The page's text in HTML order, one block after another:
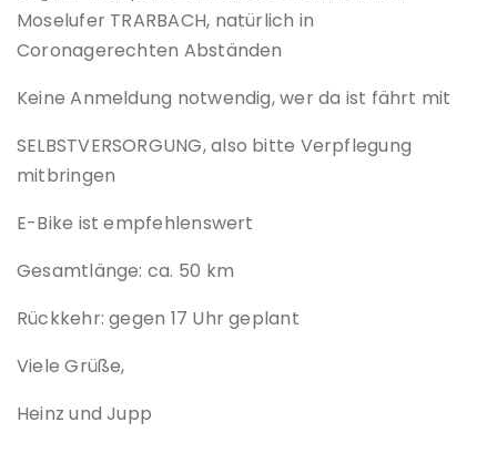
Moselufer TRARBACH, natürlich in
Coronagerechten Abständen
Keine Anmeldung notwendig, wer da ist fährt mit
SELBSTVERSORGUNG, also bitte Verpflegung
mitbringen
E-Bike ist empfehlenswert
Gesamtlänge: ca. 50 km
Rückkehr: gegen 17 Uhr geplant
Viele Grüße,
Heinz und Jupp